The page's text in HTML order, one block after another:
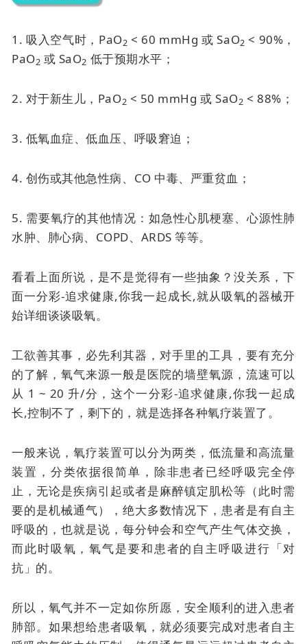
1. 吸入空气时，PaO2 < 60 mmHg 或 SaO2 < 90%，
PaO2 或 SaO2 低于预期水平；
2. 对于新生儿，PaO2 < 50 mmHg 或 SaO2 < 88%；
3. 低氧血症、低血压、呼吸窘迫；
4. 创伤或其他急性病、CO 中毒、严重贫血；
5. 需要氧疗的其他情况：如急性心肌梗塞、心源性肺
水肿、肺心病、COPD、ARDS 等等。
看看上面所说，是不是觉得有一些抽象？没关系，下
面一分彩-追求健康,你我一起成长,就从吸氧的器械开
始详细谈谈吸氧。
工欲善其事，必先利其器，对手里的工具，要有充分
的了解，氧气来源一般是医院的墙壁氧源，流速可以
从 1 ~ 20 升/分，这个一分彩-追求健康,你我一起成
长,控制不了，剩下的，就是选择各种氧疗装置了。
一般来说，氧疗装置可以分为两类，低流量和高流量
装置，分类依据很简单，除非患者已经呼吸完全停
止，无论是疾病引起或者是麻醉镇定肌松等（此时需
要的是机械通气），绝大多数情况下，患者是有自主
呼吸的，也就是说，每分钟会和空气产生气体交换，
而此时吸氧，氧气是要和患者的自主呼吸进行「对
抗」的。
所以，氧气并不一定如你所愿，安全顺利的进入患者
肺部。如果想给患者吸氧，就必须要完成对患者自主